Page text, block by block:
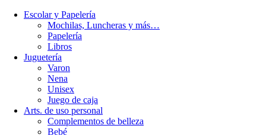
Escolar y Papelería
Mochilas, Luncheras y más…
Papelería
Libros
Juguetería
Varon
Nena
Unisex
Juego de caja
Arts. de uso personal
Complementos de belleza
Bebé